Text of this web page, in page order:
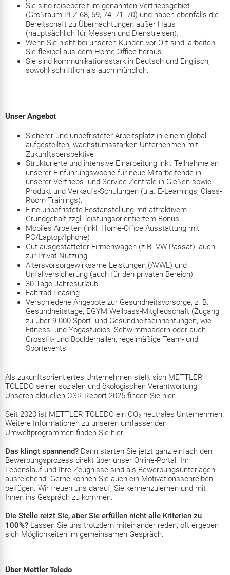
Sie sind reisebereit im genannten Vertriebsgebiet
(Großraum PLZ 68, 69, 74, 71, 70) und haben ebenfalls die
Bereitschaft zu Übernachtungen außer Haus
(hauptsächlich für Messen und Dienstreisen).
Wenn Sie nicht bei unseren Kunden vor Ort sind, arbeiten
Sie flexibel aus dem Home-Office heraus.
Sie sind kommunikationsstark in Deutsch und Englisch,
sowohl schriftlich als auch mündlich.
Unser Angebot
Sicherer und unbefristeter Arbeitsplatz in einem global
aufgestellten, wachstumsstarken Unternehmen mit
Zukunftsperspektive
Strukturierte und intensive Einarbeitung inkl. Teilnahme an
unserer Einführungswoche für neue Mitarbeitende in
unserer Vertriebs- und Service-Zentrale in Gießen sowie
Produkt und Verkaufs-Schulungen (u.a. E-Learnings, Class-
Room Trainings).
Eine unbefristete Festanstellung mit attraktivem
Grundgehalt zzgl. leistungsorientiertem Bonus
Mobiles Arbeiten (inkl. Home-Office Ausstattung mit
PC/Laptop/Iphone)
Gut ausgestatteter Firmenwagen (z.B. VW-Passat), auch
zur Privat-Nutzung
Altersvorsorgewirksame Leistungen (AVWL) und
Unfallversicherung (auch für den privaten Bereich)
30 Tage Jahresurlaub
Fahrrad-Leasing
Verschiedene Angebote zur Gesundheitsvorsorge, z. B.
Gesundheitstage, EGYM Wellpass-Mitgliedschaft (Zugang
zu über 9.000 Sport- und Gesundheitseinrichtungen, wie
Fitness- und Yogastudios, Schwimmbädern oder auch
Crossfit- und Boulderhallen, regelmäßige Team- und
Sportevents
Als zukunftsorientiertes Unternehmen stellt sich METTLER
TOLEDO seiner sozialen und ökologischen Verantwortung.
Unseren aktuellen CSR Report 2025 finden Sie hier.
Seit 2020 ist METTLER TOLEDO ein CO₂ neutrales Unternehmen.
Weitere Informationen zu unseren umfassenden
Umweltprogrammen finden Sie hier.
Das klingt spannend? Dann starten Sie jetzt ganz einfach den
Bewerbungsprozess direkt über unser Online-Portal. Ihr
Lebenslauf und Ihre Zeugnisse sind als Bewerbungsunterlagen
ausreichend. Gerne können Sie auch ein Motivationsschreiben
beifügen. Wir freuen uns darauf, Sie kennenzulernen und mit
Ihnen ins Gespräch zu kommen.
Die Stelle reizt Sie, aber Sie erfüllen nicht alle Kriterien zu
100%? Lassen Sie uns trotzdem miteinander reden, oft ergeben
sich Möglichkeiten im gemeinsamen Gespräch.
Über Mettler Toledo